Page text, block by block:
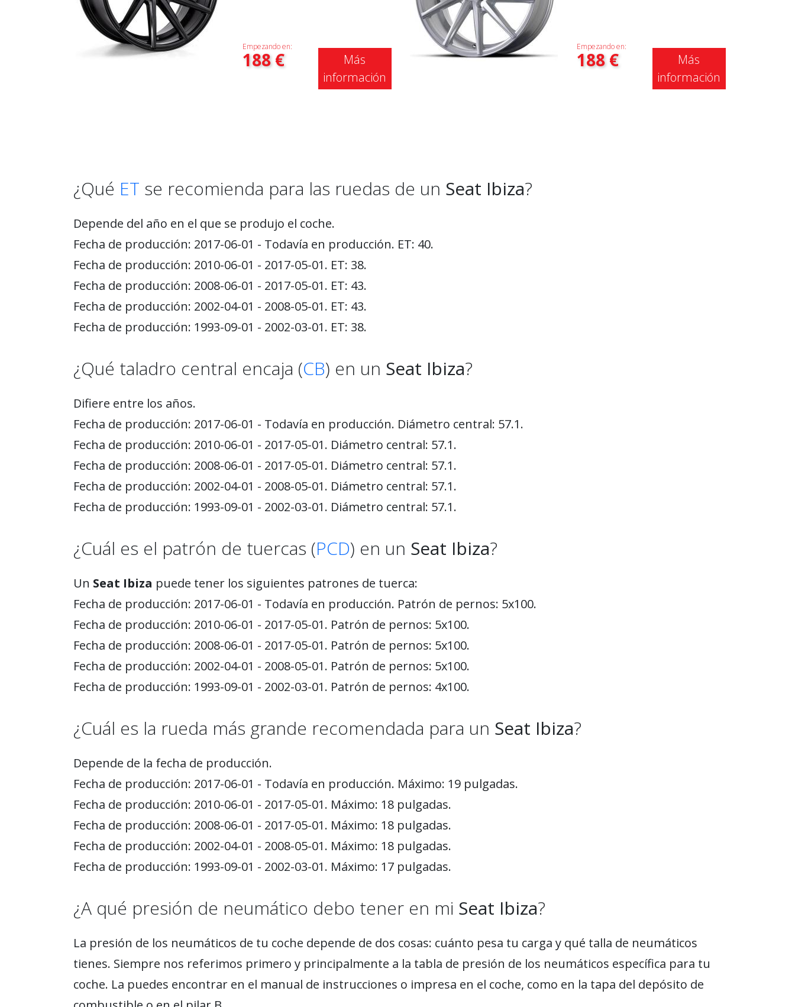
Empezando en:
188€
Más
información
Empezando en:
188€
Más
información
¿Qué ET se recomienda para las ruedas de un Seat Ibiza?
Depende del año en el que se produjo el coche.
Fecha de producción: 2017-06-01 - Todavía en producción. ET: 40.
Fecha de producción: 2010-06-01 - 2017-05-01. ET: 38.
Fecha de producción: 2008-06-01 - 2017-05-01. ET: 43.
Fecha de producción: 2002-04-01 - 2008-05-01. ET: 43.
Fecha de producción: 1993-09-01 - 2002-03-01. ET: 38.
¿Qué taladro central encaja (CB) en un Seat Ibiza?
Difiere entre los años.
Fecha de producción: 2017-06-01 - Todavía en producción. Diámetro central: 57.1.
Fecha de producción: 2010-06-01 - 2017-05-01. Diámetro central: 57.1.
Fecha de producción: 2008-06-01 - 2017-05-01. Diámetro central: 57.1.
Fecha de producción: 2002-04-01 - 2008-05-01. Diámetro central: 57.1.
Fecha de producción: 1993-09-01 - 2002-03-01. Diámetro central: 57.1.
¿Cuál es el patrón de tuercas (PCD) en un Seat Ibiza?
Un Seat Ibiza puede tener los siguientes patrones de tuerca:
Fecha de producción: 2017-06-01 - Todavía en producción. Patrón de pernos: 5x100.
Fecha de producción: 2010-06-01 - 2017-05-01. Patrón de pernos: 5x100.
Fecha de producción: 2008-06-01 - 2017-05-01. Patrón de pernos: 5x100.
Fecha de producción: 2002-04-01 - 2008-05-01. Patrón de pernos: 5x100.
Fecha de producción: 1993-09-01 - 2002-03-01. Patrón de pernos: 4x100.
¿Cuál es la rueda más grande recomendada para un Seat Ibiza?
Depende de la fecha de producción.
Fecha de producción: 2017-06-01 - Todavía en producción. Máximo: 19 pulgadas.
Fecha de producción: 2010-06-01 - 2017-05-01. Máximo: 18 pulgadas.
Fecha de producción: 2008-06-01 - 2017-05-01. Máximo: 18 pulgadas.
Fecha de producción: 2002-04-01 - 2008-05-01. Máximo: 18 pulgadas.
Fecha de producción: 1993-09-01 - 2002-03-01. Máximo: 17 pulgadas.
¿A qué presión de neumático debo tener en mi Seat Ibiza?
La presión de los neumáticos de tu coche depende de dos cosas: cuánto pesa tu carga y qué talla de neumáticos
tienes. Siempre nos referimos primero y principalmente a la tabla de presión de los neumáticos específica para tu
coche. La puedes encontrar en el manual de instrucciones o impresa en el coche, como en la tapa del depósito de